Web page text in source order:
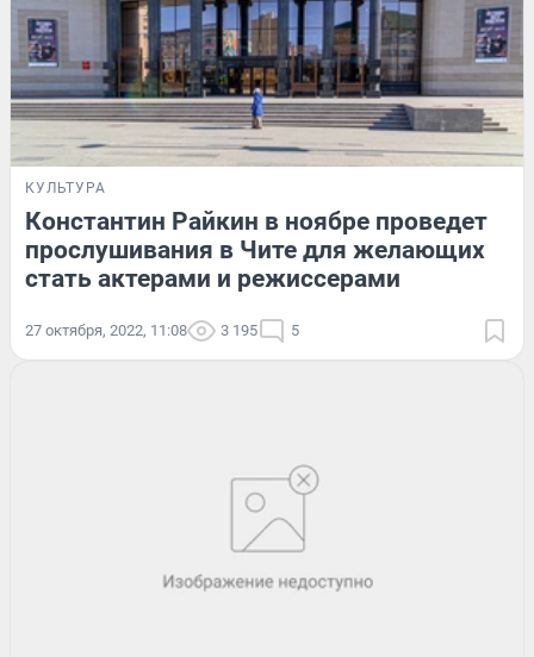
КУЛЬТУРА
Константин Райкин в ноябре проведет
прослушивания в Чите для желающих
стать актерами и режиссерами
27 октября, 2022, 11:08 3 195 5